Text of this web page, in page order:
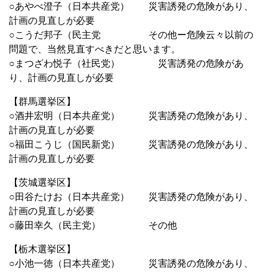
○あやべ澄子（日本共産党） 災害誘発の危険があり、
計画の見直しが必要
○こうだ邦子（民主党 その他ー危険云々以前の
問題で、当然見直すべきだと思います。
○まつざわ悦子（社民党） 災害誘発の危険があ
り、計画の見直しが必要
【群馬選挙区】
○酒井宏明（日本共産党） 災害誘発の危険があり、
計画の見直しが必要
○福田こうじ（国民新党） 災害誘発の危険があり、
計画の見直しが必要
【茨城選挙区】
○田谷たけお（日本共産党） 災害誘発の危険があり、
計画の見直しが必要
○藤田幸久（民主党） その他
【栃木選挙区】
○小池一徳（日本共産党） 災害誘発の危険があり、